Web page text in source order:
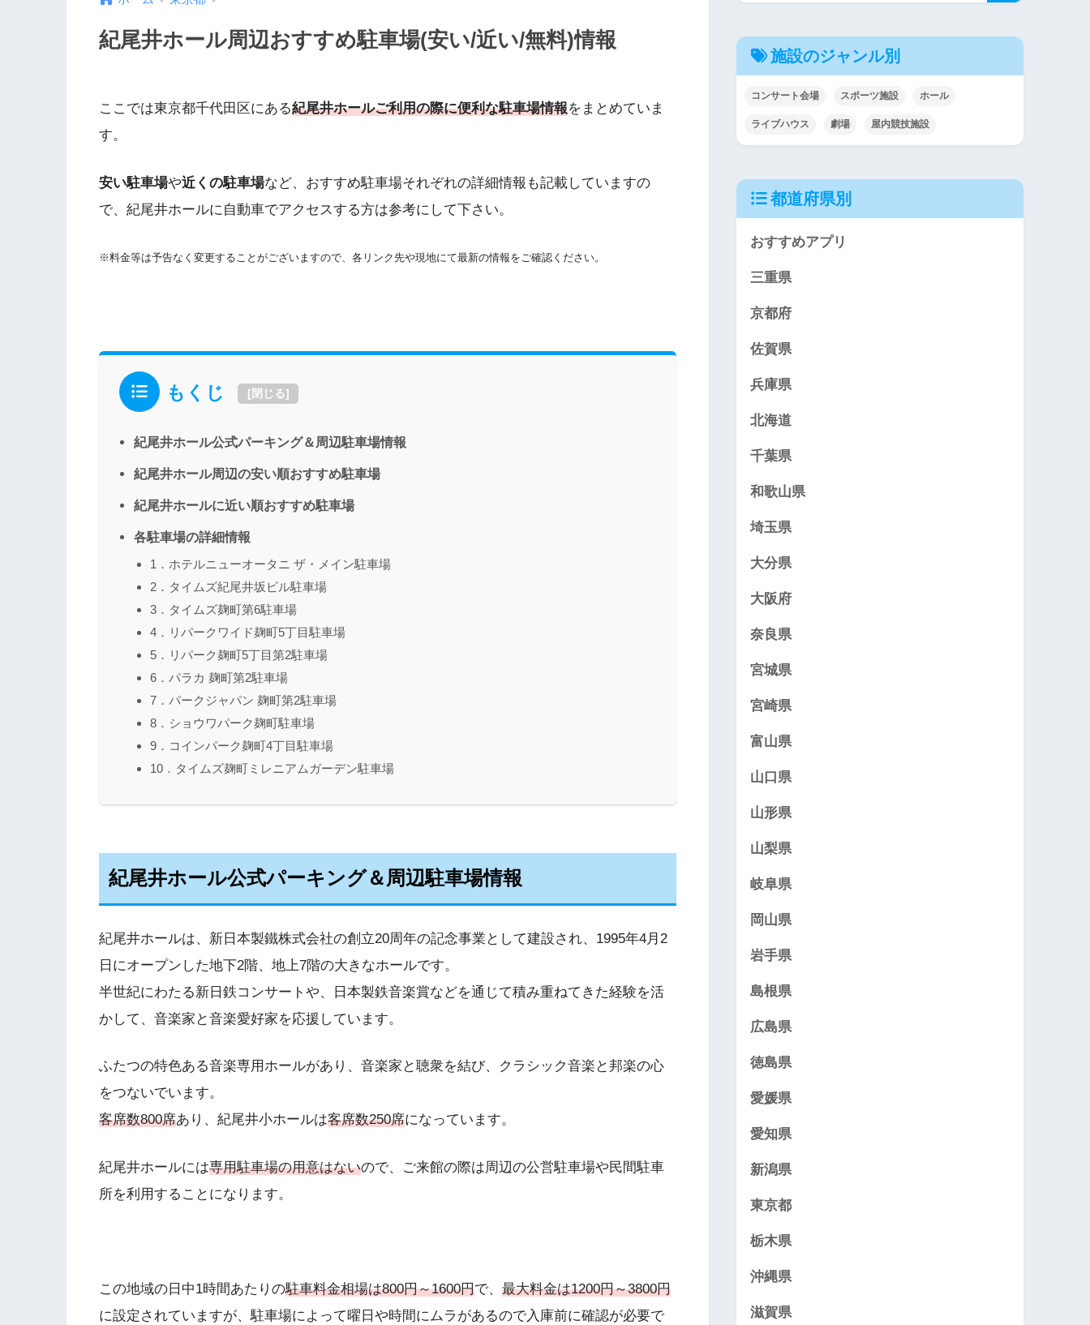
紀尾井ホール周辺おすすめ駐車場(安い/近い/無料)情報
ここでは東京都千代田区にある紀尾井ホールご利用の際に便利な駐車場情報をまとめていま
す。
安い駐車場や近くの駐車場など、おすすめ駐車場それぞれの詳細情報も記載していますの
で、紀尾井ホールに自動車でアクセスする方は参考にして下さい。
※料金等は予告なく変更することがございますので、各リンク先や現地にて最新の情報をご確認ください。
もくじ [閉じる]
紀尾井ホール公式パーキング＆周辺駐車場情報
紀尾井ホール周辺の安い順おすすめ駐車場
紀尾井ホールに近い順おすすめ駐車場
各駐車場の詳細情報
1．ホテルニューオータニ ザ・メイン駐車場
2．タイムズ紀尾井坂ビル駐車場
3．タイムズ麹町第6駐車場
4．リパークワイド麹町5丁目駐車場
5．リパーク麹町5丁目第2駐車場
6．パラカ 麹町第2駐車場
7．パークジャパン 麹町第2駐車場
8．ショウワパーク麹町駐車場
9．コインパーク麹町4丁目駐車場
10．タイムズ麹町ミレニアムガーデン駐車場
紀尾井ホール公式パーキング＆周辺駐車場情報
紀尾井ホールは、新日本製鐵株式会社の創立20周年の記念事業として建設され、1995年4月2
日にオープンした地下2階、地上7階の大きなホールです。
半世紀にわたる新日鉄コンサートや、日本製鉄音楽賞などを通じて積み重ねてきた経験を活
かして、音楽家と音楽愛好家を応援しています。
ふたつの特色ある音楽専用ホールがあり、音楽家と聴衆を結び、クラシック音楽と邦楽の心
をつないでいます。
客席数800席あり、紀尾井小ホールは客席数250席になっています。
紀尾井ホールには専用駐車場の用意はないので、ご来館の際は周辺の公営駐車場や民間駐車
所を利用することになります。
この地域の日中1時間あたりの駐車料金相場は800円～1600円で、 最大料金は1200円～3800円
に設定されていますが、駐車場によって曜日や時間にムラがあるので入庫前に確認が必要で
施設のジャンル別
コンサート会場 スポーツ施設 ホール
ライブハウス 劇場 屋内競技施設
都道府県別
おすすめアプリ
三重県
京都府
佐賀県
兵庫県
北海道
千葉県
和歌山県
埼玉県
大分県
大阪府
奈良県
宮城県
宮崎県
富山県
山口県
山形県
山梨県
岐阜県
岡山県
岩手県
島根県
広島県
徳島県
愛媛県
愛知県
新潟県
東京都
栃木県
沖縄県
滋賀県